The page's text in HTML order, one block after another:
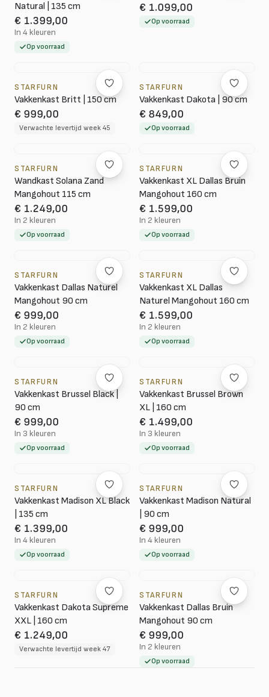
Natural | 135 cm
€ 1.399,00
In 4 kleuren
Op voorraad
€ 1.099,00
Op voorraad
STARFURN
Vakkenkast Britt | 150 cm
€ 999,00
Verwachte levertijd week 45
STARFURN
Vakkenkast Dakota | 90 cm
€ 849,00
Op voorraad
STARFURN
Wandkast Solana Zand
Mangohout 115 cm
€ 1.249,00
In 2 kleuren
Op voorraad
STARFURN
Vakkenkast XL Dallas Bruin
Mangohout 160 cm
€ 1.599,00
In 2 kleuren
Op voorraad
STARFURN
Vakkenkast Dallas Naturel
Mangohout 90 cm
€ 999,00
In 2 kleuren
Op voorraad
STARFURN
Vakkenkast XL Dallas
Naturel Mangohout 160 cm
€ 1.599,00
In 2 kleuren
Op voorraad
STARFURN
Vakkenkast Brussel Black |
90 cm
€ 999,00
In 3 kleuren
Op voorraad
STARFURN
Vakkenkast Brussel Brown
XL | 160 cm
€ 1.499,00
In 3 kleuren
Op voorraad
STARFURN
Vakkenkast Madison XL Black
| 135 cm
€ 1.399,00
In 4 kleuren
Op voorraad
STARFURN
Vakkenkast Madison Natural
| 90 cm
€ 999,00
In 4 kleuren
Op voorraad
STARFURN
Vakkenkast Dakota Supreme
XXL | 160 cm
€ 1.249,00
Verwachte levertijd week 47
STARFURN
Vakkenkast Dallas Bruin
Mangohout 90 cm
€ 999,00
In 2 kleuren
Op voorraad